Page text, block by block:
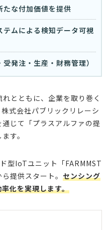
たな付加価値を提供
テムによる検知データ可視
発注・生産・財務管理）
とともに、企業を取り巻く
式会社パブリックリレーシ
じて「プラスアルファの提
す。
型IoTユニット「FARMMST
提供スタート。 センシング
化を実現します。